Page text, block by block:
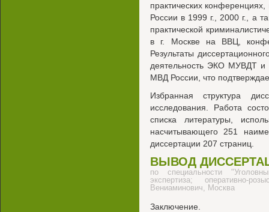
практических
России в 1999 г., 2000 г., а
практической
в г. Москве на ВВЦ,
Результаты
деятельность ЭКО МУВДТ и
МВД России, что
Избранная структура
исследования. Работа
списка литературы,
насчитывающего 251
диссертации 207 страниц.
ВЫВОД
по специальности
экспертиза; оперативно-
Вениаминович, Москва
Заключение.